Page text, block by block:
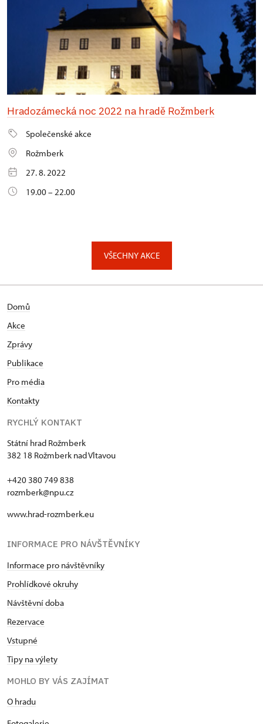
Hradozámecká noc 2022 na hradě Rožmberk
Společenské akce
Rožmberk
27. 8. 2022
19.00 – 22.00
VŠECHNY AKCE
Domů
Akce
Zprávy
Publikace
Pro média
Kontakty
RYCHLÝ KONTAKT
Státní hrad Rožmberk
382 18 Rožmberk nad Vltavou
+420 380 749 838
rozmberk@npu.cz
www.hrad-rozmberk.eu
INFORMACE PRO NÁVŠTĚVNÍKY
Informace pro návštěvníky
Prohlídkové okruhy
Návštěvní doba
Rezervace
Vstupné
Tipy na výlety
MOHLO BY VÁS ZAJÍMAT
O hradu